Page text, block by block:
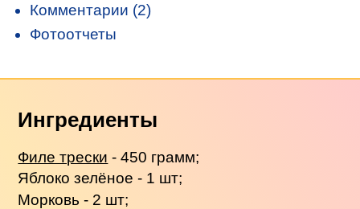
Комментарии (2)
Фотоотчеты
Ингредиенты
Филе трески - 450 грамм;
Яблоко зелёное - 1 шт;
Морковь - 2 шт;